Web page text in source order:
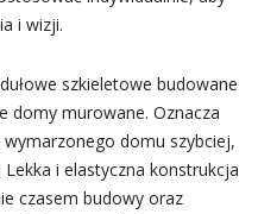
i wizji.
szkieletowe budowane
domy murowane. Oznacza
domu szybciej,
i elastyczna konstrukcja
czasem budowy oraz